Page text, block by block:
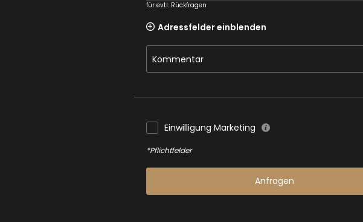
für evtl. Rückfragen
Adressfelder einblenden
Kommentar
Einwilligung Marketing
*Pflichtfelder
Anfragen